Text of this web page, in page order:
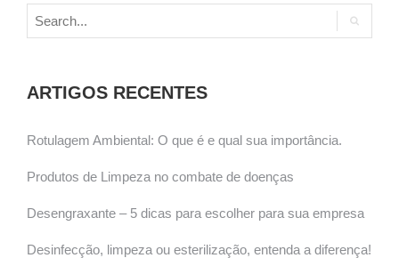
ARTIGOS RECENTES
Rotulagem Ambiental: O que é e qual sua importância.
Produtos de Limpeza no combate de doenças
Desengraxante – 5 dicas para escolher para sua empresa
Desinfecção, limpeza ou esterilização, entenda a diferença!